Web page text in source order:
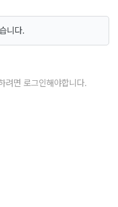
니다.
려면 로그인해야합니다.